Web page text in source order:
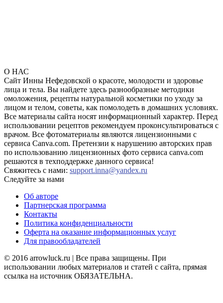
О НАС
Сайт Инны Нефедовской о красоте, молодости и здоровье
лица и тела. Вы найдете здесь разнообразные методики
омоложения, рецепты натуральной косметики по уходу за
лицом и телом, советы, как помолодеть в домашних условиях.
Все материалы сайта носят информационный характер. Перед
использовании рецептов рекомендуем проконсультироваться с
врачом. Все фотоматериалы являются лицензионными с
сервиса Canva.com. Претензии к нарушению авторских прав
по использованию лицензионных фото сервиса canva.com
решаются в техподдержке данного сервиса!
Свяжитесь с нами: support.inna@yandex.ru
Следуйте за нами
Об авторе
Партнерская программа
Контакты
Политика конфиденциальности
Оферта на оказание информационных услуг
Для правообладателей
© 2016 arrowluck.ru | Все права защищены. При
использовании любых материалов и статей с сайта, прямая
ссылка на источник ОБЯЗАТЕЛЬНА.